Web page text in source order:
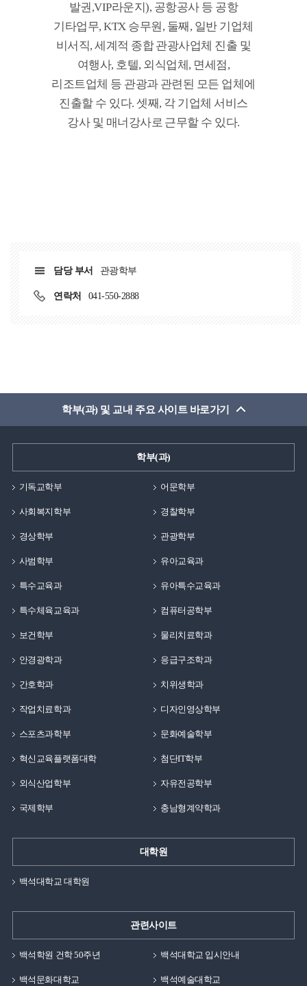
발권,VIP라운지), 공항공사 등 공항
기타업무, KTX 승무원, 둘째, 일반 기업체
비서직, 세계적 종합 관광사업체 진출 및
여행사, 호텔, 외식업체, 면세점,
리조트업체 등 관광과 관련된 모든 업체에
진출할 수 있다. 셋째, 각 기업체 서비스
강사 및 매너강사로 근무할 수 있다.
담당 부서 관광학부
연락처 041-550-2888
학부(과) 및 교내 주요 사이트 바로가기
학부(과)
기독교학부 어문학부
사회복지학부 경찰학부
경상학부 관광학부
사범학부 유아교육과
특수교육과 유아특수교육과
특수체육교육과 컴퓨터공학부
보건학부 물리치료학과
안경광학과 응급구조학과
간호학과 치위생학과
작업치료학과 디자인영상학부
스포츠과학부 문화예술학부
혁신교육플랫폼대학 첨단IT학부
외식산업학부 자유전공학부
국제학부 충남형계약학과
대학원
백석대학교 대학원
관련사이트
백석학원 건학 50주년 백석대학교 입시안내
백석문화대학교 백석예술대학교